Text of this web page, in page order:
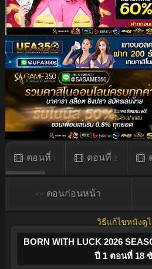
ตอนที่ 1 ตอนที่ 2
<< ตอนก่อนหน้า
วิธีแก้ไขหนังดู
BORN WITH LUCK 2026
ปี 1 ตอนที่ 18